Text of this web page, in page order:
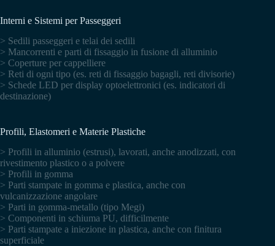
Interni e Sistemi per Passeggeri
> Sedili passeggeri e telai dei sedili
> Mancorrenti e parti di fissaggio in fusione di alluminio
> Coperture per cappelliere
> Reti di ogni tipo (es. reti di fissaggio bagagli, reti divisorie)
> Schede LED per display optoelettronici (es. indicatori di
destinazione)
Profili, Elastomeri e Materie Plastiche
> Profili in alluminio (estrusi), lavorati, anche anodizzati, con
rivestimento plastico o a polvere
> Profili in gomma
> Parti stampate in gomma e plastica, anche con
vulcanizzazione angolare
> Parti in gomma-metallo (tipo Megi)
> Componenti in schiuma PU, difficilmente
> Parti stampate a iniezione in plastica, anche con finitura
superficiale